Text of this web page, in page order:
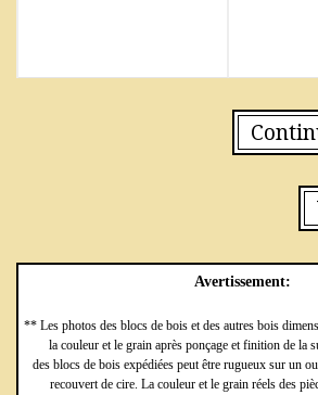
Avertissement:
** Les photos des blocs de bois et des autres bois
la couleur et le grain après ponçage et finition de la
des blocs de bois expédiées peut être rugueux sur un
recouvert de cire. La couleur et le grain réels des